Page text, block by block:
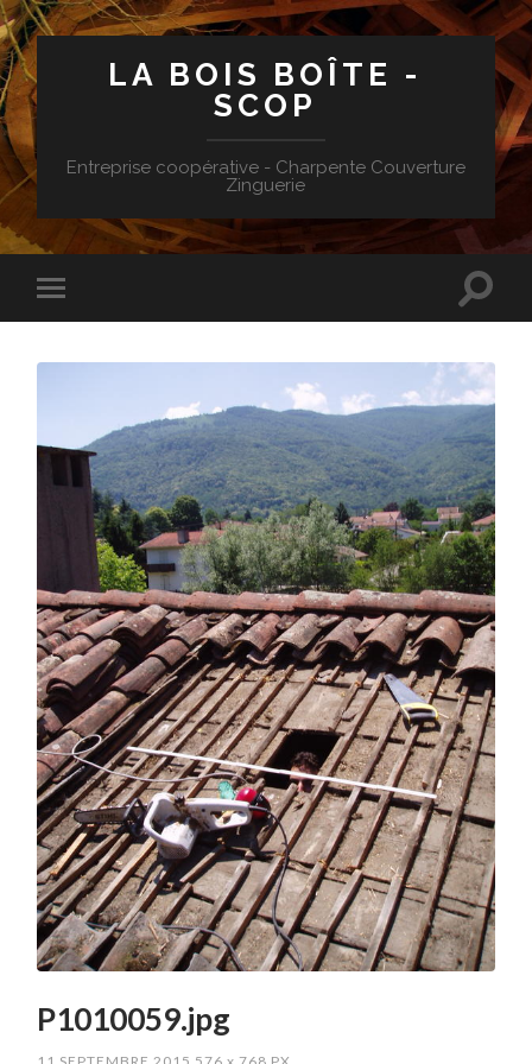
LA BOIS BOÎTE -
SCOP
Entreprise coopérative - Charpente Couverture
Zinguerie
P1010059.jpg